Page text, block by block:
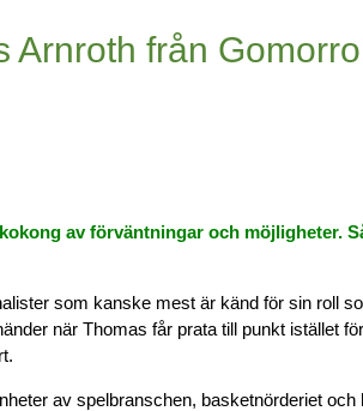
Arnroth från
av förväntningar och möjligheter.
som kanske mest är känd för sin roll
när Thomas får prata till punkt istället
av spelbranschen, basketnörderiet och